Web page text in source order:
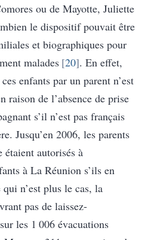
ou de Mayotte, Juliette
le dispositif pouvait être
et biographiques pour
malades 20 . En effet,
enfants par un parent n’est
raison de l’absence de prise
s’il n’est pas français
Jusqu’en 2006, les parents
autorisés à
à La Réunion s’ils en
n’est plus le cas, la
pas de laissez-
les 1 006 évacuations